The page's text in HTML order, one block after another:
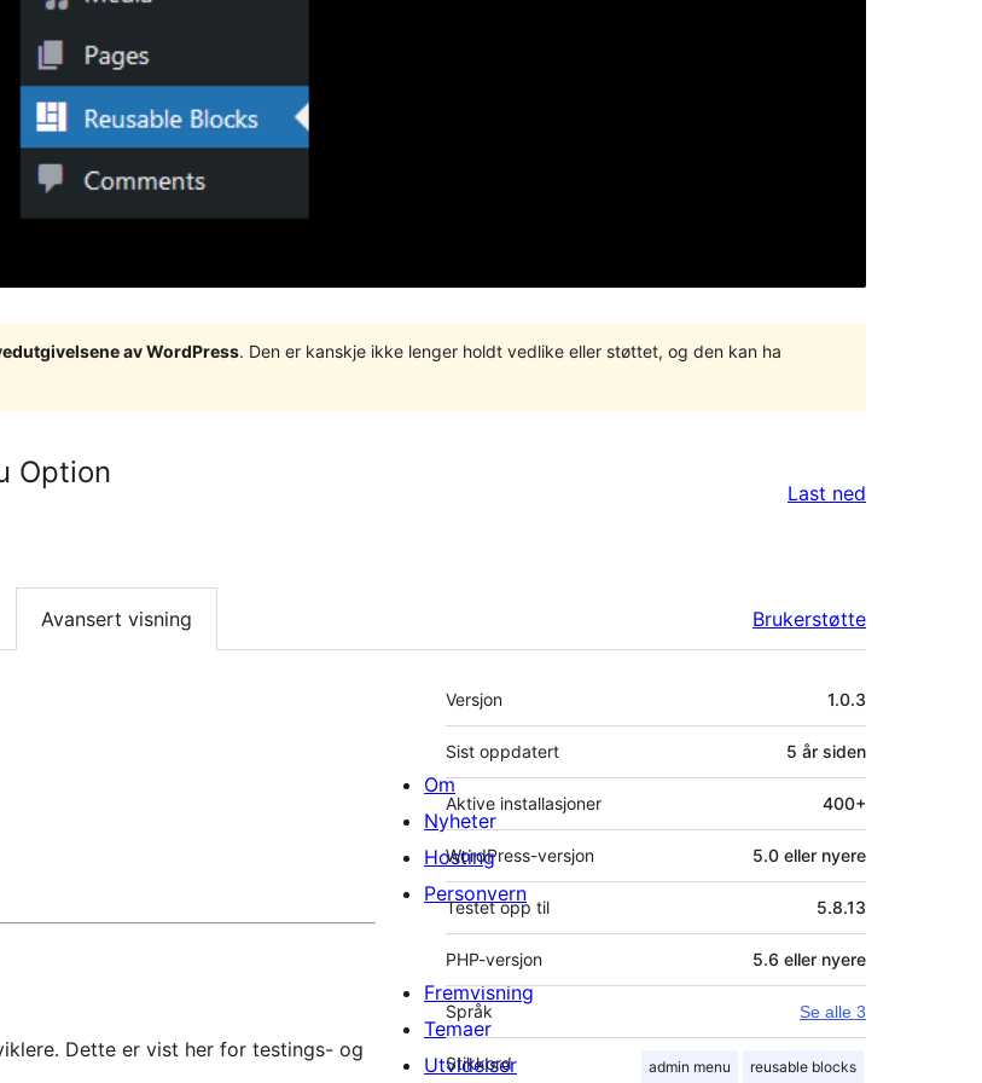
av WordPress. Den er kanskje ikke lenger holdt vedlike eller støttet, og den kan ha
Option
Last ned
Avansert visning Brukerstøtte
Dette er vist her for testings- og
Meta
Versjon 1.0.3
Sist oppdatert 5 år siden
Aktive installasjoner 400+
WordPress-versjon 5.0 eller nyere
Testet opp til 5.8.13
PHP-versjon 5.6 eller nyere
Språk Se alle 3
Stikkord admin menu reusable blocks
Om
Nyheter
Hosting
Personvern
Fremvisning
Temaer
Utvidelser